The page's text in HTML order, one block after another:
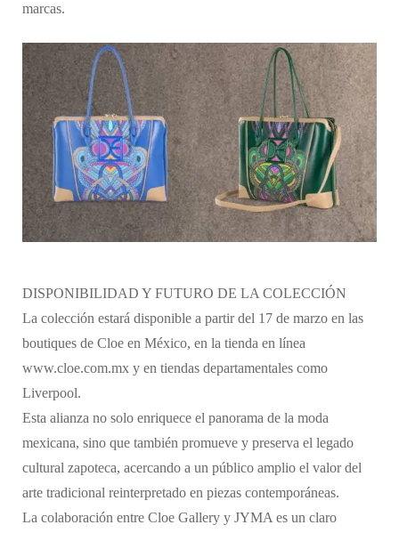
marcas.
DISPONIBILIDAD Y FUTURO DE LA COLECCIÓN
La colección estará disponible a partir del 17 de marzo en las
boutiques de Cloe en México, en la tienda en línea
www.cloe.com.mx y en tiendas departamentales como
Liverpool.
Esta alianza no solo enriquece el panorama de la moda
mexicana, sino que también promueve y preserva el legado
cultural zapoteca, acercando a un público amplio el valor del
arte tradicional reinterpretado en piezas contemporáneas.
La colaboración entre Cloe Gallery y JYMA es un claro